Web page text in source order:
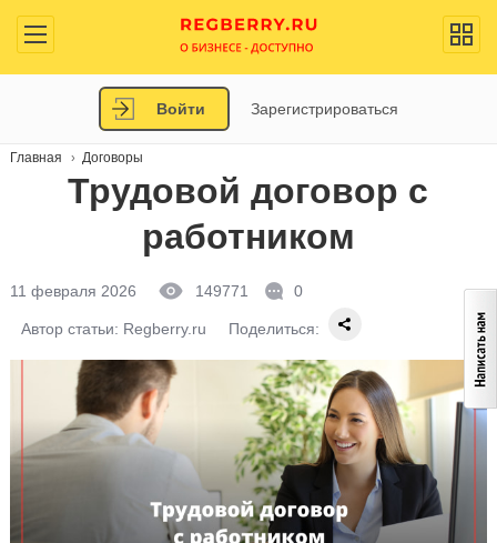
Войти Зарегистрироваться
Главная Договоры
Трудовой договор с
работником
11 февраля 2026 149771 0
Автор статьи: Regberry.ru Поделиться: